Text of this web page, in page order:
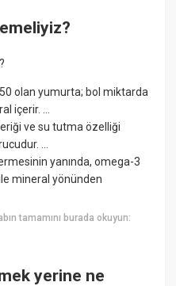
olan yumurta; bol miktarda
içerir. ...
ve su tutma özelliği
...
yanında, omega-3
mineral yönünden
tamamını burada okuyun:
yerine ne